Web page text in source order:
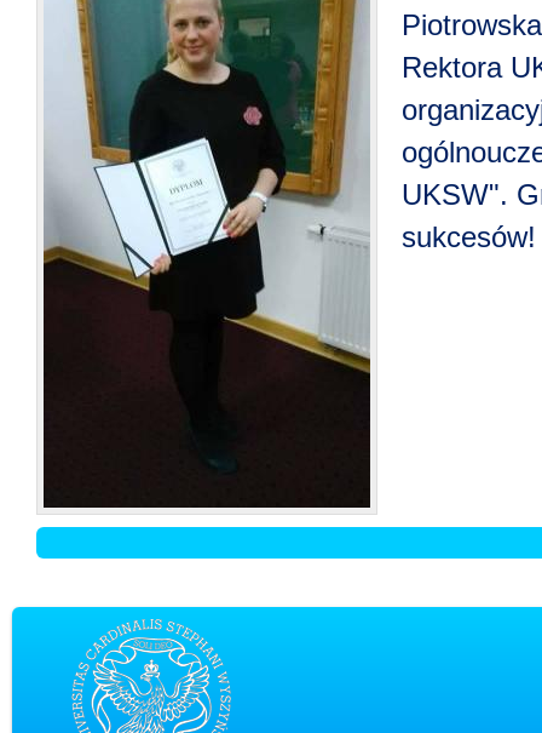
Rektora
UKSW".
sukcesów!